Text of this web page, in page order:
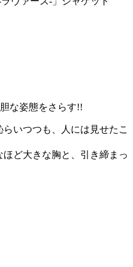
な姿態をさらす!!
いつつも、人には見せたこ
ど大きな胸と、引き締まっ